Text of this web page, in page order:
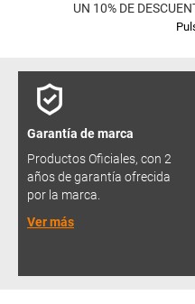
UN 10% DE
Garantía de marca
Productos Oficiales, con 2
años de garantía ofrecida
por la marca.
Ver más